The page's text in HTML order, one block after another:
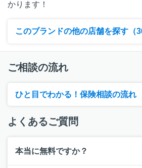
かります！
このブランドの他の店舗を探す（
ご相談の流れ
ひと目でわかる！保険相談の流れ
よくあるご質問
本当に無料ですか？